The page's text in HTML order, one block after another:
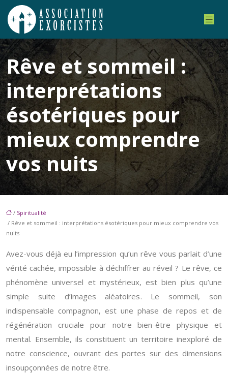
Rêve et sommeil :
interprétations
ésotériques pour
mieux comprendre
vos nuits
/ Spiritualité
/ Rêve et sommeil : interprétations ésotériques pour mieux comprendre vos
nuits
Avez-vous déjà eu l’impression qu’un rêve vous parlait d’une
vérité cachée, impossible à déchiffrer au réveil ? Le rêve, ce
phénomène universel et mystérieux, est bien plus qu’une
simple suite d’images aléatoires. Le sommeil, son
indispensable compagnon, est une phase de repos et de
régénération cruciale pour notre bien-être physique et
mental. Ensemble, ils constituent un territoire inexploré de
notre conscience, ouvrant des portes sur des dimensions
insoupçonnées de notre être.